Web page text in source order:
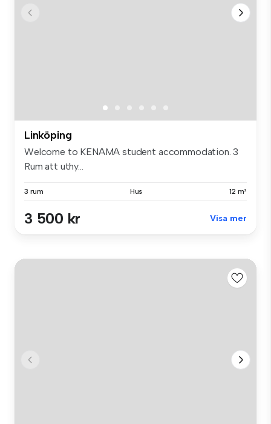
Linköping
Welcome to KENAMA student accommodation. 3
Rum att uthy...
3 rum Hus 12 m²
3 500 kr Visa mer